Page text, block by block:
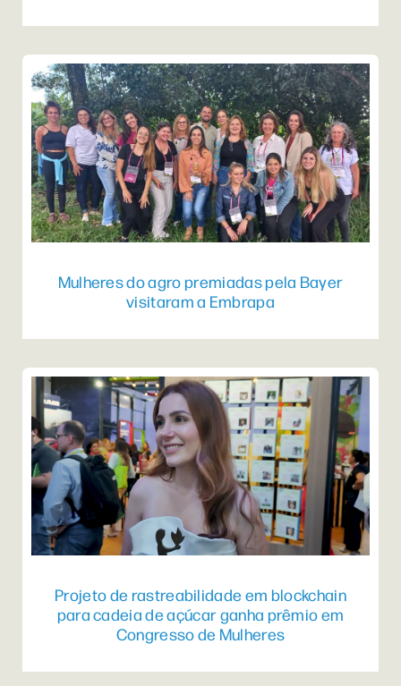
Mulheres do agro premiadas pela Bayer
visitaram a Embrapa
Projeto de rastreabilidade em blockchain
para cadeia de açúcar ganha prêmio em
Congresso de Mulheres